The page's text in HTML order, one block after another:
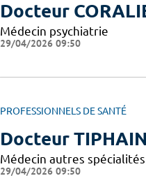
Docteur
Médecin psychiatrie
29/04/2026 09:50
PROFESSIONNELS DE SANTÉ
Docteur
Médecin autres
29/04/2026 09:50